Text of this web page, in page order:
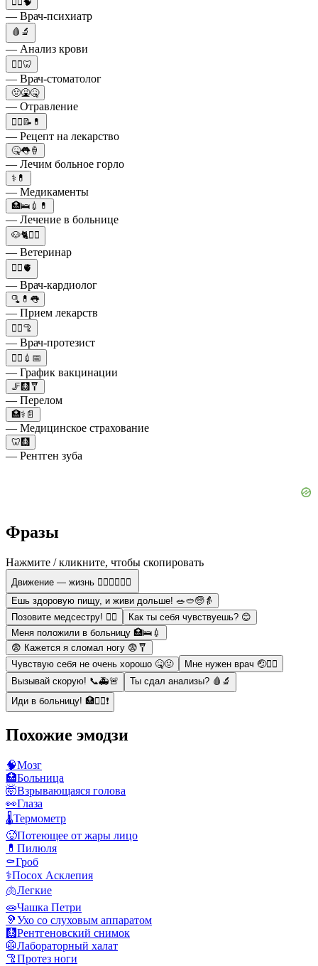
— Врач-психиатр
🩸🔬
— Анализ крови
👨‍⚕️🦷
— Врач-стоматолог
🤢🤮🤒
— Отравление
👩‍⚕️📝💊
— Рецепт на лекарство
🤒👅🍦
— Лечим больное горло
⚕️💊
— Медикаменты
🏥🛌💉💊
— Лечение в больнице
🐶🐈👨‍⚕️
— Ветеринар
👩‍⚕️🫀
— Врач-кардиолог
🫗💊👅
— Прием лекарств
👩‍⚕️🦿
— Врач-протезист
👨‍⚕️💉📅
— График вакцинации
🦵🩻🩼
— Перелом
🏥⚕️📄
— Медицинское страхование
🦷🩻
— Рентген зуба
Фразы
Нажмите / кликните, чтобы скопировать
Движение — жизнь 🏋️‍♂️⛹️‍♀️🚵‍♀️
Ешь здоровую пищу, и живи дольше! 🥗🥙🧓👵
Позовите медсестру! 👩‍⚕️
Как ты себя чувствуешь? 😊
Меня положили в больницу 🏥🛌💉
😨 Кажется я сломал ногу 😨🩼
Чувствую себя не очень хорошо 🤒🤢
Мне нужен врач 🤕👩‍⚕️
Вызывай скорую! 📞🚑🚨
Ты сдал анализы? 🩸🔬
Иди в больницу! 🏥👩‍⚕️❗
Похожие эмодзи
🧠Мозг
🏥Больница
🤯Взрывающаяся голова
👀Глаза
🌡️Термометр
🥵Потеющее от жары лицо
💊 Пилюля
⚰️Гроб
⚕️Посох Асклепия
🫁Легкие
🧫Чашка Петри
🦻Ухо со слуховым аппаратом
🩻Рентгеновский снимок
🥼Лабораторный халат
🦿Протез ноги